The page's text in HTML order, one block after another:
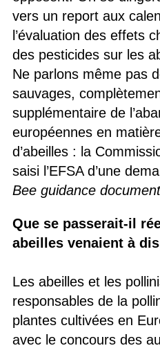
vers un report aux
l’évaluation des effets
des pesticides sur les
Ne parlons même pas
sauvages,
supplémentaire de
européennes en
d’abeilles : la
saisi l’EFSA d’une
Bee guidance document
Que se passerait-il
abeilles venaient à
Les abeilles et les
responsables de la
plantes cultivées en
avec le concours des